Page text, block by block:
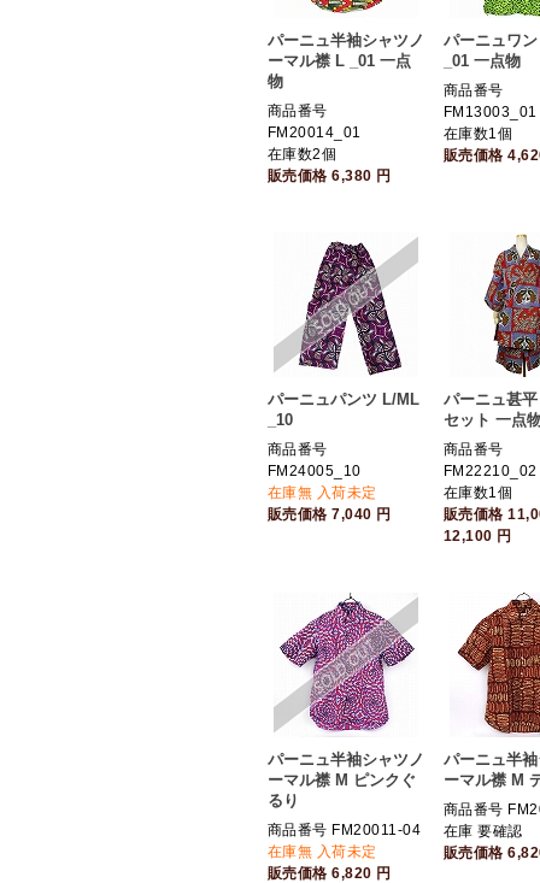
パーニュ半袖シャツノ
ーマル襟 L _01 一点
物
商品番号
FM20014_01
在庫数2個
販売価格6,380 円
パーニュワ
_01 一点物
商品番号
FM13003_01
在庫数1個
販売価格
パーニュパンツ L/ML
_10
商品番号
FM24005_10
在庫無 入荷未定
販売価格7,040 円
パーニュ甚
セット 一点
商品番号
FM22210_02
在庫数1個
販売価格
12,100 円
パーニュ半袖シャツノ
ーマル襟 M ピンクぐ
るり
商品番号 FM20011-04
在庫無 入荷未定
販売価格6,820 円
パーニュ半
ーマル襟 M
商品番号
在庫 要確認
販売価格